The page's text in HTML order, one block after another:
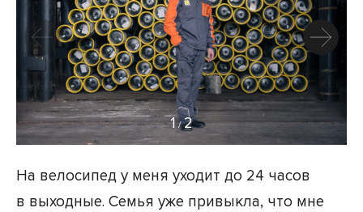
1/2
На велосипед у меня уходит до 24 часов
в выходные. Семья уже привыкла, что мне